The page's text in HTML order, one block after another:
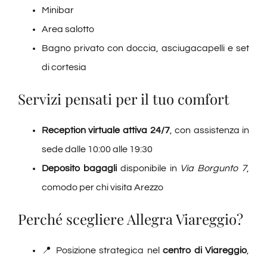
Minibar
Area salotto
Bagno privato con doccia, asciugacapelli e set
di cortesia
Servizi pensati per il tuo comfort
Reception virtuale attiva 24/7, con assistenza in
sede dalle 10:00 alle 19:30
Deposito bagaglidisponibile in Via Borgunto 7,
comodo per chi visita Arezzo
Perché scegliere Allegra Viareggio?
📍 Posizione strategica nelcentro di Viareggio,